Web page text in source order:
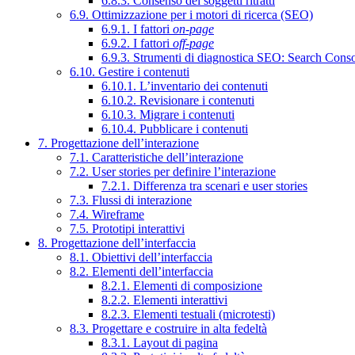
6.9. Ottimizzazione per i motori di ricerca (SEO)
6.9.1. I fattori on-page
6.9.2. I fattori off-page
6.9.3. Strumenti di diagnostica SEO: Search
6.10. Gestire i contenuti
6.10.1. L’inventario dei contenuti
6.10.2. Revisionare i contenuti
6.10.3. Migrare i contenuti
6.10.4. Pubblicare i contenuti
7. Progettazione dell’interazione
7.1. Caratteristiche dell’interazione
7.2. User stories per definire l’interazione
7.2.1. Differenza tra scenari e user stories
7.3. Flussi di interazione
7.4. Wireframe
7.5. Prototipi interattivi
8. Progettazione dell’interfaccia
8.1. Obiettivi dell’interfaccia
8.2. Elementi dell’interfaccia
8.2.1. Elementi di composizione
8.2.2. Elementi interattivi
8.2.3. Elementi testuali (microtesti)
8.3. Progettare e costruire in alta fedeltà
8.3.1. Layout di pagina